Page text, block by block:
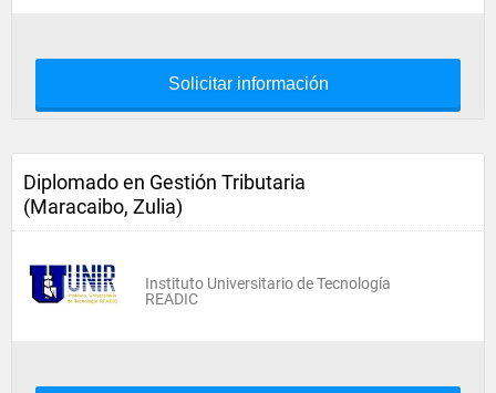
Solicitar información
Diplomado en Gestión Tributaria
(Maracaibo, Zulia)
Instituto Universitario de Tecnología
READIC